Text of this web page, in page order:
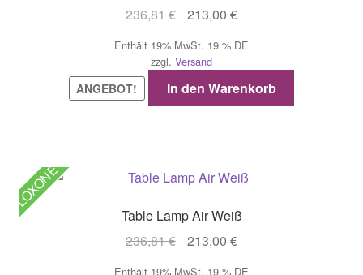
236,81€
Ursprünglicher
war:
236,81 €
213,00 €Aktueller
ist:
213,00 €.
Enthält 19% MwSt. 19 % DE
zzgl. Versand
ANGEBOT! In den Warenkorb
LOXONE
Table Lamp Air Weiß
236,81€
Ursprünglicher
213,00 €Aktueller
Enthält 19% MwSt. 19 % DE